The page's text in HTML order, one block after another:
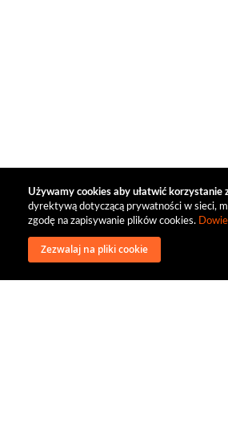
Używamy cookies aby ułatwić korzystanie
dyrektywą dotyczącą prywatności w sieci,
zgodę na zapisywanie plików cookies.
Zezwalaj na pliki cookie